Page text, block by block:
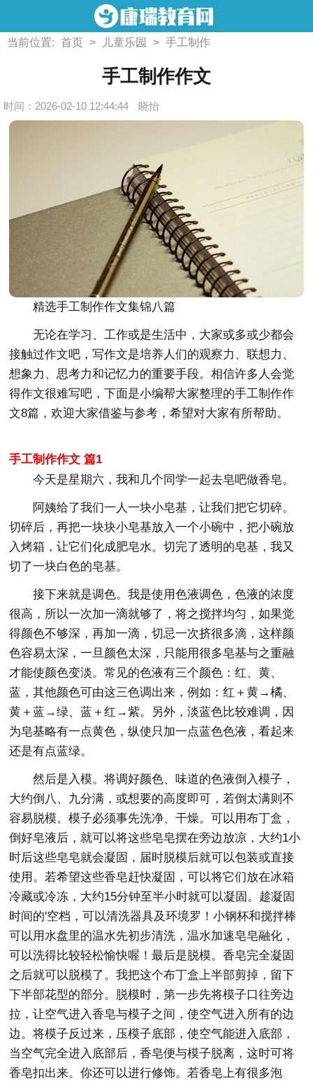
当前位置: 首页 > 儿童乐园 > 手工制作
手工制作作文
时间：2026-02-10 12:44:44 晓怡
精选手工制作作文集锦八篇
无论在学习、工作或是生活中，大家或多或少都会
接触过作文吧，写作文是培养人们的观察力、联想力、
想象力、思考力和记忆力的重要手段。相信许多人会觉
得作文很难写吧，下面是小编帮大家整理的手工制作作
文8篇，欢迎大家借鉴与参考，希望对大家有所帮助。
手工制作作文 篇1
今天是星期六，我和几个同学一起去皂吧做香皂。
阿姨给了我们一人一块小皂基，让我们把它切碎。
切碎后，再把一块块小皂基放入一个小碗中，把小碗放
入烤箱，让它们化成肥皂水。切完了透明的皂基，我又
切了一块白色的皂基。
接下来就是调色。我是使用色液调色，色液的浓度
很高，所以一次加一滴就够了，将之搅拌均匀，如果觉
得颜色不够深，再加一滴，切忌一次挤很多滴，这样颜
色容易太深，一旦颜色太深，只能用很多皂基与之重融
才能使颜色变淡。常见的色液有三个颜色：红、黄、
蓝，其他颜色可由这三色调出来，例如：红＋黄→橘、
黄＋蓝→绿、蓝＋红→紫。另外，淡蓝色比较难调，因
为皂基略有一点黄色，纵使只加一点蓝色色液，看起来
还是有点蓝绿。
然后是入模。将调好颜色、味道的色液倒入模子，
大约倒八、九分满，或想要的高度即可，若倒太满则不
容易脱模。模子必须事先洗净、干燥。可以用布丁盒，
倒好皂液后，就可以将这些皂皂摆在旁边放凉，大约1小
时后这些皂皂就会凝固，届时脱模后就可以包装或直接
使用。若希望这些香皂赶快凝固，可以将它们放在冰箱
冷藏或冷冻，大约15分钟至半小时就可以凝固。趁凝固
时间的'空档，可以清洗器具及环境罗！小钢杯和搅拌棒
可以用水盘里的温水先初步清洗，温水加速皂皂融化，
可以洗得比较轻松愉快喔！最后是脱模。香皂完全凝固
之后就可以脱模了。我把这个布丁盒上半部剪掉，留下
下半部花型的部分。脱模时，第一步先将模子口往旁边
拉，让空气进入香皂与模子之间，使空气进入所有的边
边。将模子反过来，压模子底部，使空气能进入底部，
当空气完全进入底部后，香皂便与模子脱离，这时可将
香皂扣出来。你还可以进行修饰。若香皂上有很多泡